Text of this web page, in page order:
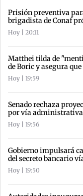
Prisión preventiva
brigadista de Conaf
Hoy | 20:11
Matthei tilda de
de Boric y asegura
Hoy | 19:59
Senado rechaza
por vía administrativa
Hoy | 19:56
Gobierno impulsará
del secreto bancario
Hoy | 19:50